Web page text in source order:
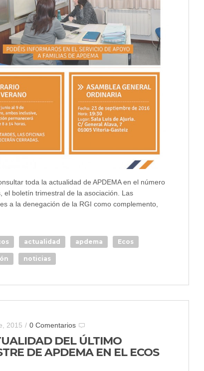
toda la actualidad de APDEMA en el número
el boletín trimestral de la asociación. Las
a la denegación de la RGI como complemento,
actualidad apdema Ecos
noticias
2015 / 0 Comentarios
DEL ÚLTIMO
DE APDEMA EN EL ECOS